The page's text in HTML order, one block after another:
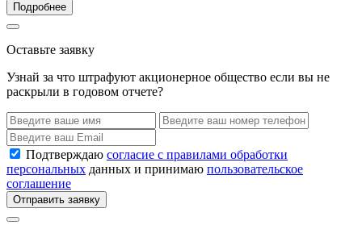
Подробнее
Оставьте заявку
Узнай за что штрафуют акционерное общество если вы не
раскрыли в годовом отчете?
Подтверждаю согласие с правилами обработки
персональных данных и принимаю пользовательское
соглашение
Отправить заявку